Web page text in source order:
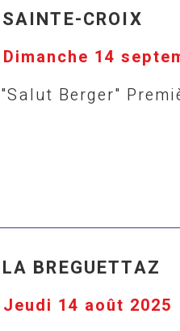
SAINTE-CROIX
Dimanche 14
"Salut Berger"
LA BREGUETTAZ
Jeudi 14 août 2025